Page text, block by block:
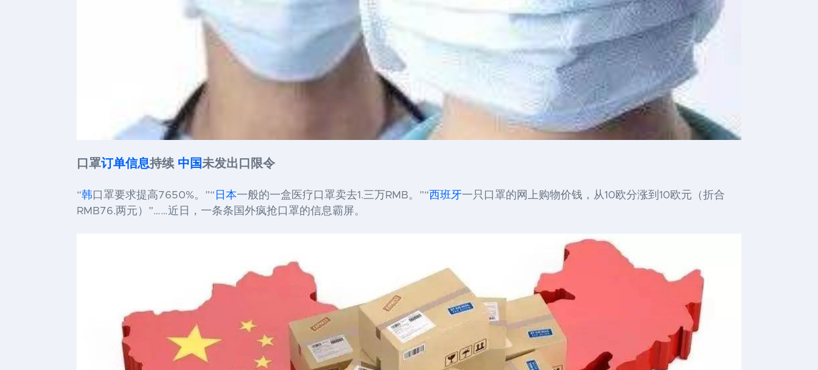
口罩订单信息持续 中国未发出口限令
“韩 口罩要求提高7650%。”“ 日本一般的一盒医疗口罩卖去1.三万RMB。”“西班牙一只口罩的网上购物价钱，从10欧分涨到10欧元（折合
RMB76.两元）”……近日，一条条国外疯抢口罩的信息霸屏。